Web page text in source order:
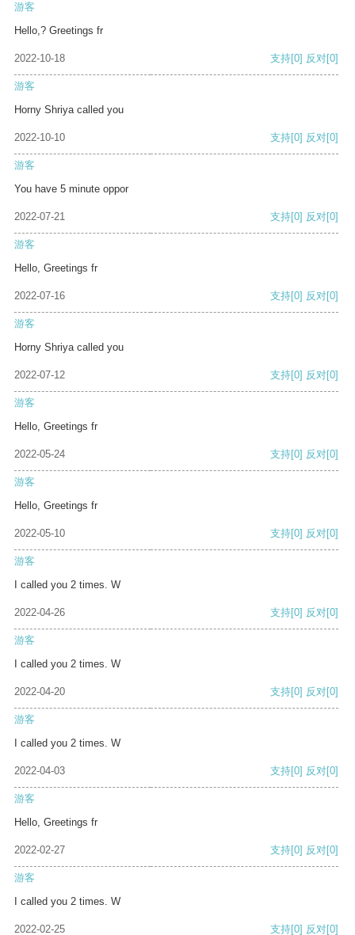
游客
Hello,? Greetings fr
2022-10-18 支持[0] 反对[0]
游客
Horny Shriya called you
2022-10-10 支持[0] 反对[0]
游客
You have 5 minute oppor
2022-07-21 支持[0] 反对[0]
游客
Hello, Greetings fr
2022-07-16 支持[0] 反对[0]
游客
Horny Shriya called you
2022-07-12 支持[0] 反对[0]
游客
Hello, Greetings fr
2022-05-24 支持[0] 反对[0]
游客
Hello, Greetings fr
2022-05-10 支持[0] 反对[0]
游客
I called you 2 times. W
2022-04-26 支持[0] 反对[0]
游客
I called you 2 times. W
2022-04-20 支持[0] 反对[0]
游客
I called you 2 times. W
2022-04-03 支持[0] 反对[0]
游客
Hello, Greetings fr
2022-02-27 支持[0] 反对[0]
游客
I called you 2 times. W
2022-02-25 支持[0] 反对[0]